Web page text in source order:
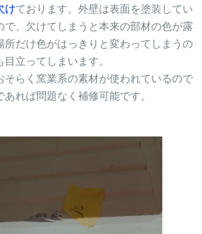
けております。外壁は表面を塗装してい
で、欠けてしまうと本来の部材の色が露
所だけ色がはっきりと変わってしまうの
立ってしまいます。
そらく窯業系の素材が使われているので
れば問題なく補修可能です。